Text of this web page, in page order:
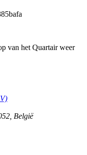
van het Quartair weer
België